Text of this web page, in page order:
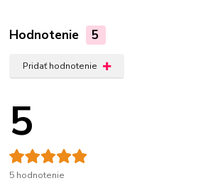
Hodnotenie 5
Pridať hodnotenie
5
5 hodnotenie